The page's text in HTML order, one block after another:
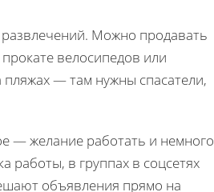
развлечений. Можно продавать
велосипедов или
пляжах — там нужны спасатели,
— желание работать и немного
работы, в группах в соцсетях
объявления прямо на